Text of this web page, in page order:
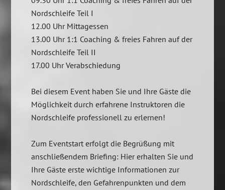
Nordschleife Teil I
12.00 Uhr Mittagessen
13.00 Uhr 1:1 Coaching & freies Fahren auf der
Nordschleife Teil II
17.00 Uhr Verabschiedung
Bei diesem Event haben Sie und Ihre Gäste die
Möglichkeit durch erfahrene Instruktoren die
Nordschleife professionell zu erlernen!
Zum Eventstart erfolgt die Begrüßung mit
anschließendem Briefing: Hier erhalten Sie und
Ihre Gäste erste wichtige Informationen zur
Nordschleife, den Gefahrenpunkten und dem